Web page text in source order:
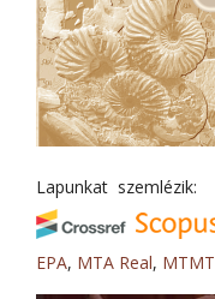
Lapunkat szemlézik:
EPA, MTA Real, MTMT